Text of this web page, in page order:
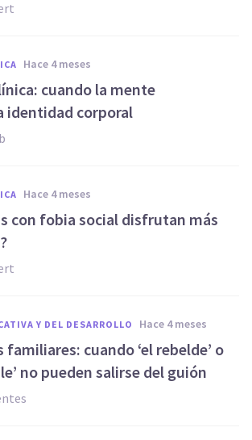
hace 4 meses
cuando la mente
identidad corporal
hace 4 meses
con fobia social disfrutan más
Y DEL DESARROLLO hace 4 meses
cuando ‘el rebelde’ o
no pueden salirse del guión